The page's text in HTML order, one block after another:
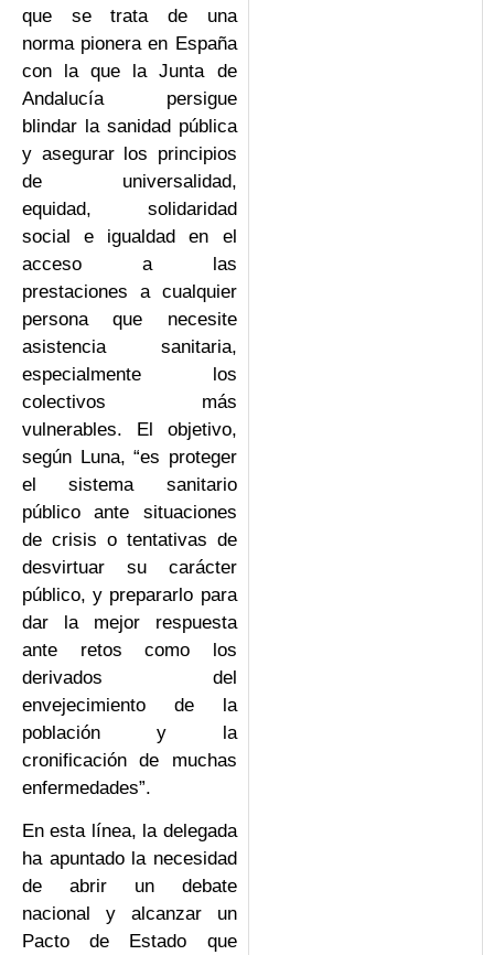
que se trata de una
norma pionera en España
con la que la Junta de
Andalucía persigue
blindar la sanidad pública
y asegurar los principios
de universalidad,
equidad, solidaridad
social e igualdad en el
acceso a las
prestaciones a cualquier
persona que necesite
asistencia sanitaria,
especialmente los
colectivos más
vulnerables. El objetivo,
según Luna, “es proteger
el sistema sanitario
público ante situaciones
de crisis o tentativas de
desvirtuar su carácter
público, y prepararlo para
dar la mejor respuesta
ante retos como los
derivados del
envejecimiento de la
población y la
cronificación de muchas
enfermedades”.
En esta línea, la delegada
ha apuntado la necesidad
de abrir un debate
nacional y alcanzar un
Pacto de Estado que